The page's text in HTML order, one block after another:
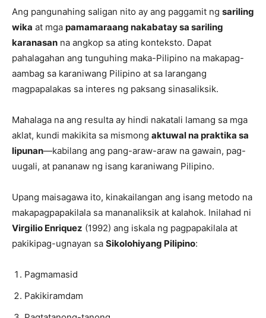
Ang pangunahing saligan nito ay ang paggamit ng sariling
wika at mga pamamaraang nakabatay sa sariling
karanasan na angkop sa ating konteksto. Dapat
pahalagahan ang tunguhing maka-Pilipino na makapag-
aambag sa karaniwang Pilipino at sa larangang
magpapalakas sa interes ng paksang sinasaliksik.
Mahalaga na ang resulta ay hindi nakatali lamang sa mga
aklat, kundi makikita sa mismong aktuwal na praktika sa
lipunan—kabilang ang pang-araw-araw na gawain, pag-
uugali, at pananaw ng isang karaniwang Pilipino.
Upang maisagawa ito, kinakailangan ang isang metodo na
makapagpapakilala sa mananaliksik at kalahok. Inilahad ni
Virgilio Enriquez (1992) ang iskala ng pagpapakilala at
pakikipag-ugnayan sa Sikolohiyang Pilipino:
Pagmamasid
Pakikiramdam